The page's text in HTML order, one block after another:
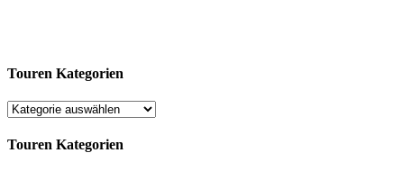
Touren Kategorien
Touren Kategorien